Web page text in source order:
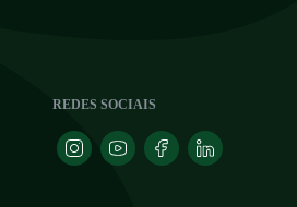
REDES SOCIAIS